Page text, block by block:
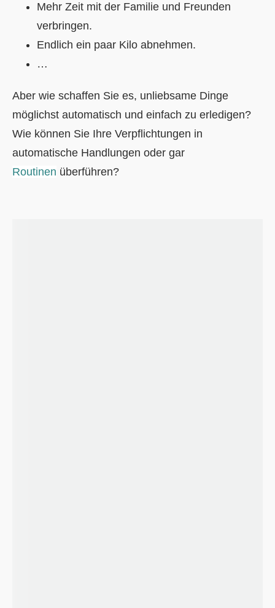
Mehr Zeit mit der Familie und Freunden
verbringen.
Endlich ein paar Kilo abnehmen.
…
Aber wie schaffen Sie es, unliebsame Dinge
möglichst automatisch und einfach zu erledigen?
Wie können Sie Ihre Verpflichtungen in
automatische Handlungen oder gar
Routinen überführen?